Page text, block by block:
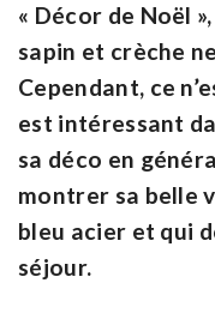
« Décor de Noël
sapin et crèche
Cependant, ce
est intéressant
sa déco en
montrer sa belle
bleu acier et qui
séjour.